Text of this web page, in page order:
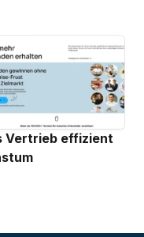
Vertrieb effizient